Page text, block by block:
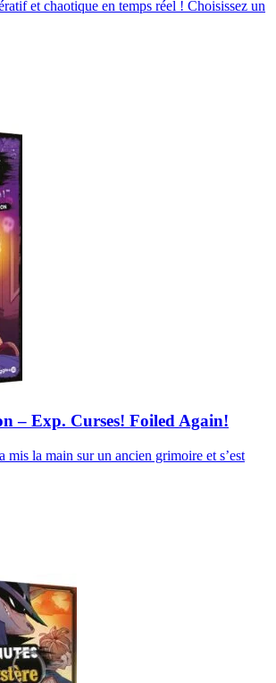
et chaotique en temps réel ! Choisissez un
– Exp. Curses! Foiled Again!
la main sur un ancien grimoire et s’est